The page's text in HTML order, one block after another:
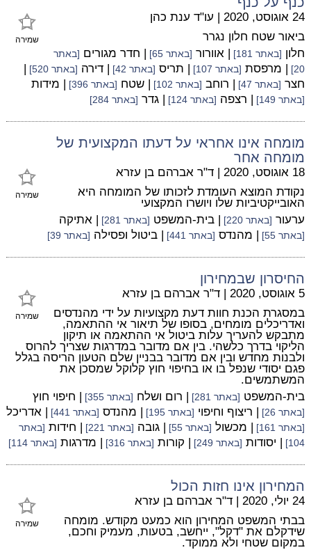
שמירה
24 אוגוסט, 2020 | עו"ד ענת כהן
ביאור שטח חלון נגרר
חלון [באתר 181] | אוורור [באתר 65] | חדר מגורים [באתר
20]
| מרפסת [באתר 107] | תריס [באתר 42] | דירה [באתר 520]
|
חצר [באתר 47] | רוחב [באתר 102] | שטח [באתר 396] | מידות
[באתר 149] | רצפה [באתר 124] | גדר [באתר 284]
מומחה אינו אחראי על דעתו המקצועית של
מומחה אחר
שמירה
18 אוגוסט, 2020 | ד"ר אברהם בן עזרא
נקודת המוצא העומדת לזכותו של המומחה היא
האובייקטיביות שלו ויושרו המקצועי
ערעור [באתר 220] | בית-המשפט [באתר 281] | אתיקה
[באתר 55] | מהנדס [באתר 441] | ביטול ופסילה [באתר 39]
החיסרון שבמחירון
שמירה
5 אוגוסט, 2020 | ד"ר אברהם בן עזרא
במסגרת הכנת חוות דעת מקצועיות על ידי מהנדסים
ואדריכלים מומחים, בסופו של תיאור אי ההתאמה,
מתבקש להעריך עלות ביטול אי ההתאמה או תיקון
הליקוי בדרך כלשהי. בין אם מדובר במדרגות שצריך להרוס
ולבנות מחדש ובין אם מדובר בבניין שלם הטעון הריסה בגלל
פגם יסודי שנפל בו או בחיפוי חוץ קלוקל שמסכן את
המשתמשים.
בית-המשפט [באתר 281] | רום ושלח [באתר 355] | חיפוי חוץ
[באתר 26] | ריצוף וחיפוי [באתר 195] | מהנדס [באתר 441] | אדריכל
[באתר 161] | מכשול [באתר 55] | גובה [באתר 221] | חידות [באתר
104]
| יסודות [באתר 249] | קורות [באתר 316] | מדרגות [באתר 114]
המחירון אינו חזות הכול
שמירה
24 יולי, 2020 | ד"ר אברהם בן עזרא
בבתי המשפט המחירון הוא כמעט מקודש. מומחה
שידקלם את "דקל", ייחשב, בטעות, מעמיק וחכם,
במקום שטחי ולא ממוקד.